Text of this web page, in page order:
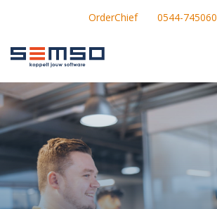
OrderChief 0544-745060